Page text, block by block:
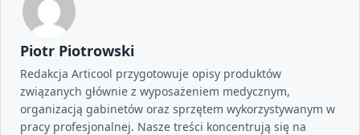
Piotr Piotrowski
Redakcja Articool przygotowuje opisy produktów
związanych głównie z wyposażeniem medycznym,
organizacją gabinetów oraz sprzętem wykorzystywanym w
pracy profesjonalnej. Nasze treści koncentrują się na